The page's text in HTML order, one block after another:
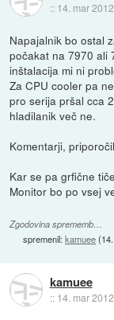
:: 14. mar
Napajalnik bo ostal
počakat na 7970 ali
inštalacija mi ni
Za CPU cooler pa
pro serija pršal cca
hladilanik več ne.
Komentarji,
Kar se pa grfične
Monitor bo po vsej
Zgodovina sprememb…
spremenil:kamuee(
kamuee
:: 14. mar